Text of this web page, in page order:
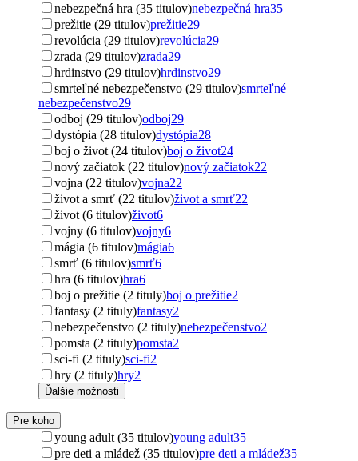
nebezpečná hra (35 titulov)nebezpečná hra35
prežitie (29 titulov)prežitie29
revolúcia (29 titulov)revolúcia29
zrada (29 titulov)zrada29
hrdinstvo (29 titulov)hrdinstvo29
smrteľné nebezpečenstvo (29 titulov)smrteľné
nebezpečenstvo29
odboj (29 titulov)odboj29
dystópia (28 titulov)dystópia28
boj o život (24 titulov)boj o život24
nový začiatok (22 titulov)nový začiatok22
vojna (22 titulov)vojna22
život a smrť (22 titulov)život a smrť22
život (6 titulov)život6
vojny (6 titulov)vojny6
mágia (6 titulov)mágia6
smrť (6 titulov)smrť6
hra (6 titulov)hra6
boj o prežitie (2 tituly)boj o prežitie2
fantasy (2 tituly)fantasy2
nebezpečenstvo (2 tituly)nebezpečenstvo2
pomsta (2 tituly)pomsta2
sci-fi (2 tituly)sci-fi2
hry (2 tituly)hry2
Ďalšie možnosti
Pre koho
young adult (35 titulov)young adult35
pre deti a mládež (35 titulov)pre deti a mládež35